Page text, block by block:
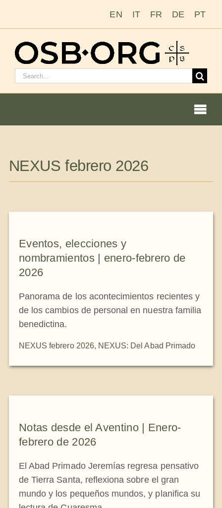
EN IT FR DE PT
Buscar:
La orden benedictina
NEXUS
Archivo de OSB.org
NEXUS febrero 2026
Eventos, elecciones y
nombramientos | enero-febrero de
2026
Panorama de los acontecimientos recientes y
de los cambios de personal en nuestra familia
benedictina.
NEXUS febrero 2026, NEXUS: Del Abad Primado
Notas desde el Aventino | Enero-
febrero de 2026
El Abad Primado Jeremías regresa pensativo
de Tierra Santa, reflexiona sobre el gran
mundo y los pequeños mundos, y planifica su